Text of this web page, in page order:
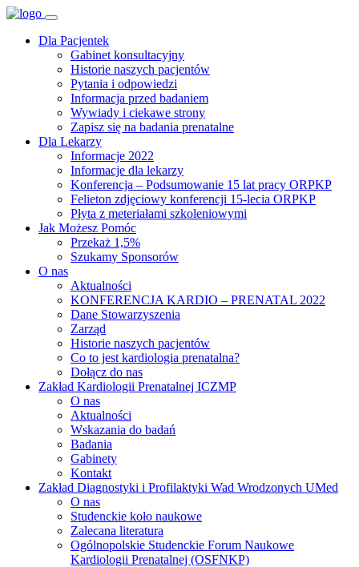
Dla Pacjentek
Gabinet konsultacyjny
Historie naszych pacjentów
Pytania i odpowiedzi
Informacja przed badaniem
Wywiady i ciekawe strony
Zapisz się na badania prenatalne
Dla Lekarzy
Informacje 2022
Informacje dla lekarzy
Konferencja – Podsumowanie 15 lat pracy ORPKP
Felieton zdjęciowy konferencji 15-lecia ORPKP
Płyta z meteriałami szkoleniowymi
Jak Możesz Pomóc
Przekaż 1,5%
Szukamy Sponsorów
O nas
Aktualności
KONFERENCJA KARDIO – PRENATAL 2022
Dane Stowarzyszenia
Zarząd
Historie naszych pacjentów
Co to jest kardiologia prenatalna?
Dołącz do nas
Zakład Kardiologii Prenatalnej ICZMP
O nas
Aktualności
Wskazania do badań
Badania
Gabinety
Kontakt
Zakład Diagnostyki i Profilaktyki Wad Wrodzonych UMed
O nas
Studenckie koło naukowe
Zalecana literatura
Ogólnopolskie Studenckie Forum Naukowe
Kardiologii Prenatalnej (OSFNKP)